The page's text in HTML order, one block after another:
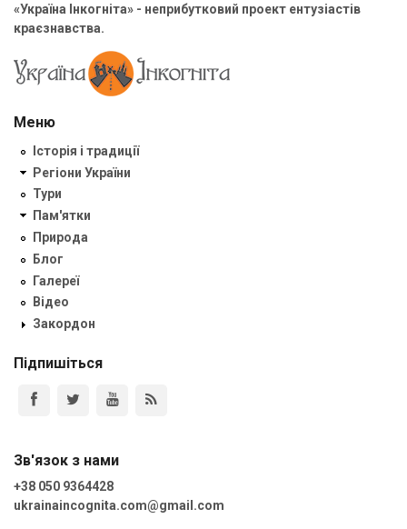
«Україна Інкогніта» - неприбутковий проект ентузіастів
краєзнавства.
Меню
Історія і традиції
Регіони України
Тури
Пам'ятки
Природа
Блог
Галереї
Відео
Закордон
Підпишіться
Зв'язок з нами
+38 050 9364428
ukrainaincognita.com@gmail.com